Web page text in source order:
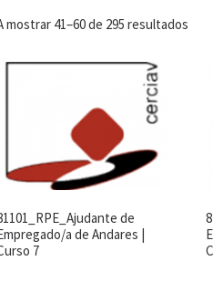
mostrar 41–60 de 295 resultados
de
a de Andares |
7